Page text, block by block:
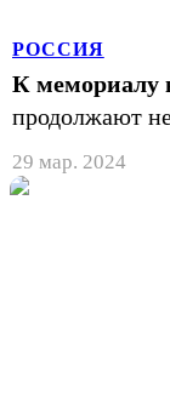
РОССИЯ
К мемориалу
продолжают
29 мар. 2024